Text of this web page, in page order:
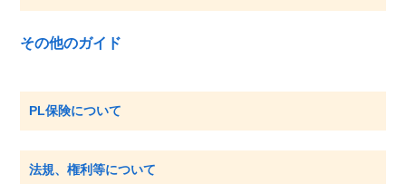
その他のガイド
PL保険について
法規、権利等について